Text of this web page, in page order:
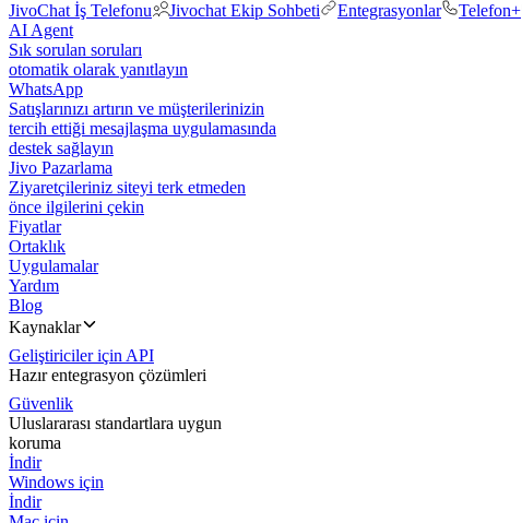
JivoChat İş Telefonu
Jivochat Ekip Sohbeti Entegrasyonlar Telefon+
AI Agent
Sık sorulan soruları
otomatik olarak yanıtlayın
WhatsApp
Satışlarınızı artırın ve müşterilerinizin
tercih ettiği mesajlaşma uygulamasında
destek sağlayın
Jivo Pazarlama
Ziyaretçileriniz siteyi terk etmeden
önce ilgilerini çekin
Fiyatlar
Ortaklık
Uygulamalar
Yardım
Blog
Kaynaklar
Geliştiriciler için API
Hazır entegrasyon çözümleri
Güvenlik
Uluslararası standartlara uygun
koruma
İndir
Windows için
İndir